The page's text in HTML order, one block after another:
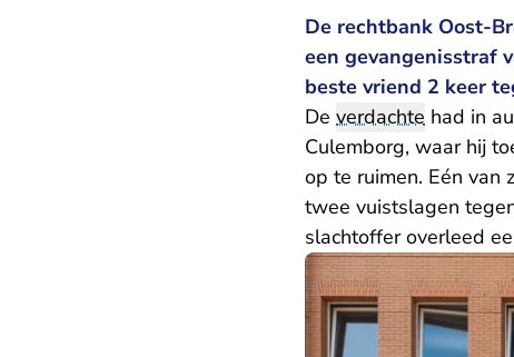
De rechtbank Oost-
een gevangenisstraf
beste vriend 2 keer
De verdachte had in
Culemborg, waar hij
op te ruimen. Eén van
twee vuistslagen
slachtoffer overleed